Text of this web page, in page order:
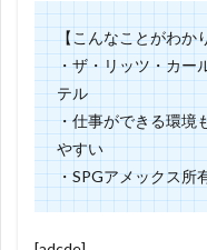
【こんなことがわか
・ザ・リッツ・カー
テル
・仕事ができる環境
やすい
・SPGアメックス所